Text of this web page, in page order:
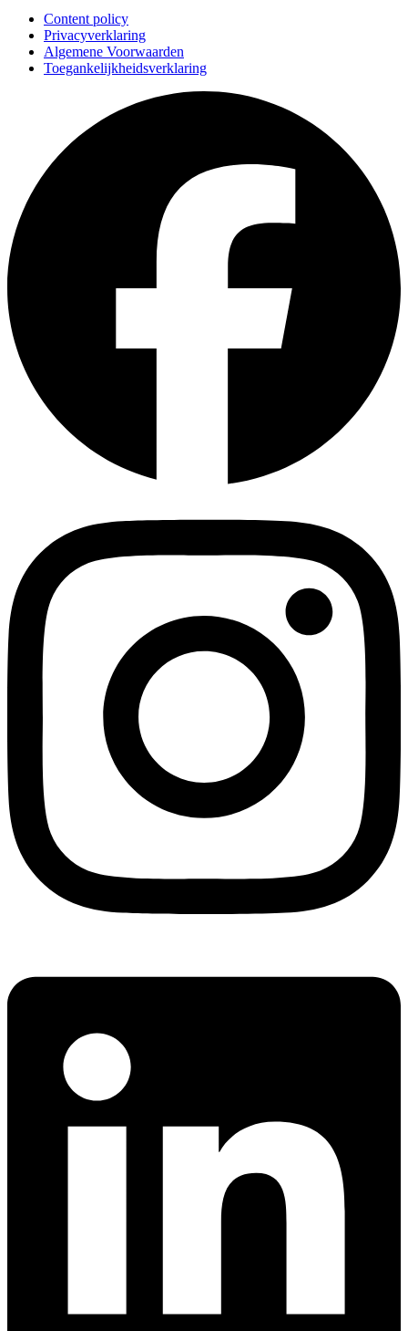
Content policy
Privacyverklaring
Algemene Voorwaarden
Toegankelijkheidsverklaring